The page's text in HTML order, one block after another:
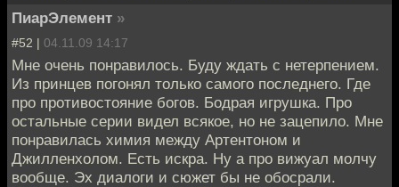
ПиарЭлемент »
#52 | 04.11.09 14:17
Мне очень понравилось. Буду ждать с нетерпением.
Из принцев погонял только самого последнего. Где
про противостояние богов. Бодрая игрушка. Про
остальные серии видел всякое, но не зацепило. Мне
понравилась химия между Артентоном и
Джилленхолом. Есть искра. Ну а про вижуал молчу
вообще. Эх диалоги и сюжет бы не обосрали.